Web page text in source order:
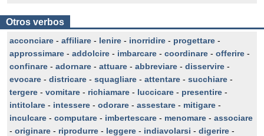
Otros verbos
acconciare - affiliare - lenire - inorridire - progettare -
approssimare - addolcire - imbarcare - coordinare - offerire -
confinare - adornare - attuare - abbreviare - disservire -
evocare - districare - squagliare - attentare - succhiare -
tergere - vomitare - richiamare - luccicare - presentire -
intitolare - intessere - odorare - assestare - mitigare -
inculcare - computare - imbertescare - menomare - associare
- originare - riprodurre - leggere - indiavolarsi - digerire -